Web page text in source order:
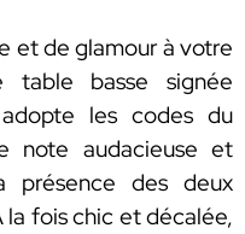
et de glamour à votre
basse signée
les codes du
note audacieuse et
présence des deux
fois chic et décalée,